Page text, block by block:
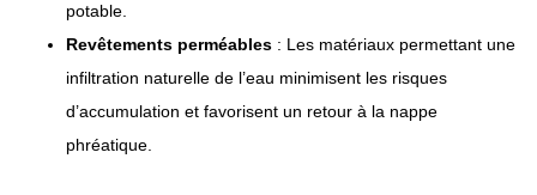
potable.
Revêtements perméables : Les matériaux permettant une
infiltration naturelle de l’eau minimisent les risques
d’accumulation et favorisent un retour à la nappe
phréatique.